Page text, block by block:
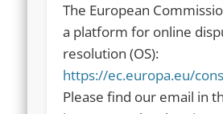
The European
a platform for online
resolution (OS):
https://ec.europa.eu/
Please find our email in